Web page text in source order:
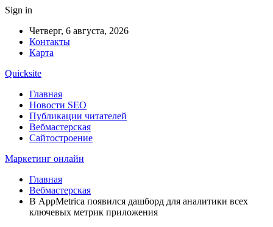
Sign in
Четверг, 6 августа, 2026
Контакты
Карта
Quicksite
Главная
Новости SEO
Публикации читателей
Вебмастерская
Сайтостроение
Маркетинг онлайн
Главная
Вебмастерская
В AppMetrica появился дашборд для аналитики всех
ключевых метрик приложения